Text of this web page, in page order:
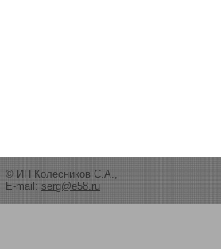
© ИП Колесников С.А.,
E-mail: serg@e58.ru